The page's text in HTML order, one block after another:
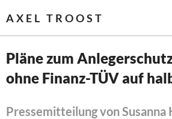
AXEL TROOST
Startseite
Themen
Pläne zum
ohne Finanz-TÜV auf
Pressemitteilung von Susanna